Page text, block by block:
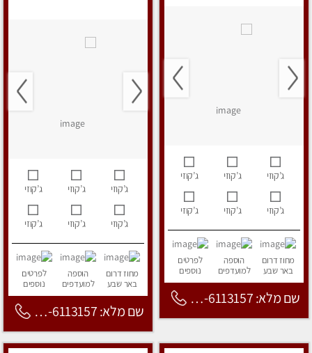
ג’קוזי ג’קוזי ג’קוזי
ג’קוזי ג’קוזי ג’קוזי
מחוז דרום
באר שבע
הוספה
למועדפים
לפרטים
נוספים
שם מלא: 053-6113157
ג’קוזי ג’קוזי ג’קוזי
ג’קוזי ג’קוזי ג’קוזי
מחוז דרום
באר שבע
הוספה
למועדפים
לפרטים
נוספים
שם מלא: 053-6113157